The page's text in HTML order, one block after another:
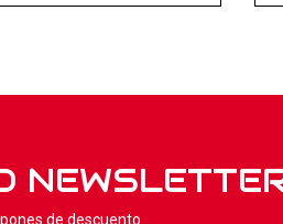
de descuento.